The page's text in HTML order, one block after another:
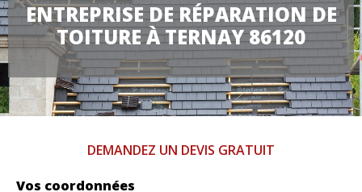
ENTREPRISE DE RÉPARATION DE
TOITURE À TERNAY 86120
DEMANDEZ UN DEVIS GRATUIT
Vos coordonnées